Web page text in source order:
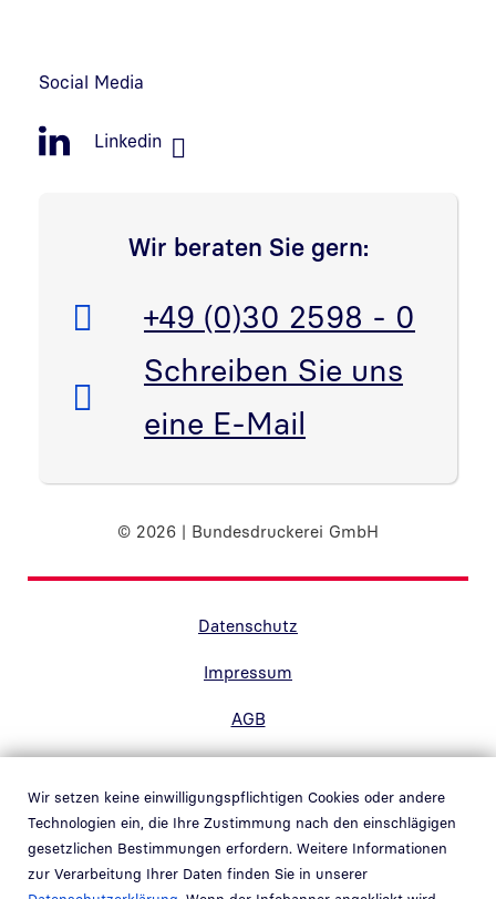
Wir setzen keine einwilligungspflichtigen Cookies oder andere
Technologien ein, die Ihre Zustimmung nach den einschlägigen
gesetzlichen Bestimmungen erfordern. Weitere Informationen
zur Verarbeitung Ihrer Daten finden Sie in unserer
Social Media
Linkedin
Wir beraten Sie gern:
Telefon:
+49 (0)30 2598 - 0
E-Mail:
Schreiben Sie uns
eine E-Mail
© 2026 | Bundesdruckerei GmbH
Datenschutz
Impressum
AGB
Kontakt
Hinweisgebersystem
Link in neuem Fenster öffnen